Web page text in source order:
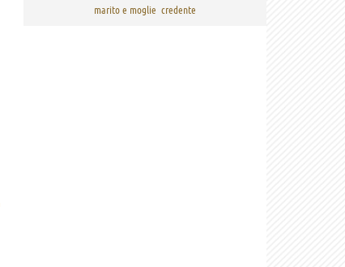
marito e moglie credente